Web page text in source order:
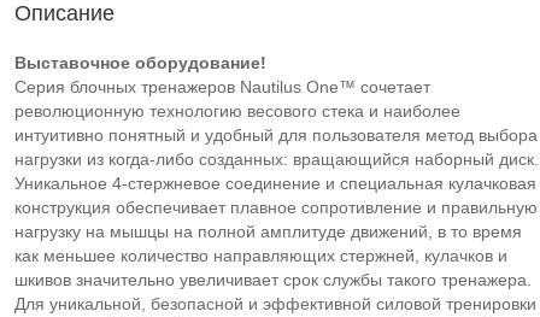
Описание
Выставочное оборудование!
Серия блочных тренажеров Nautilus One™ сочетает
революционную технологию весового стека и наиболее
интуитивно понятный и удобный для пользователя метод выбора
нагрузки из когда-либо созданных: вращающийся наборный диск.
Уникальное 4-стержневое соединение и специальная кулачковая
конструкция обеспечивает плавное сопротивление и правильную
нагрузку на мышцы на полной амплитуде движений, в то время
как меньшее количество направляющих стержней, кулачков и
шкивов значительно увеличивает срок службы такого тренажера.
Для уникальной, безопасной и эффективной силовой тренировки